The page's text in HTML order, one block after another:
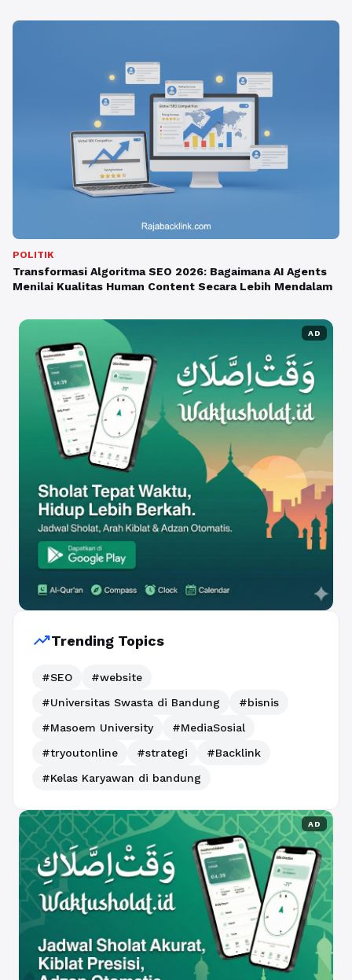
POLITIK
Transformasi Algoritma SEO 2026: Bagaimana AI Agents
Menilai Kualitas Human Content Secara Lebih Mendalam
AD
trending_upTrending Topics
#SEO
#website
#Universitas Swasta di Bandung
#bisnis
#Masoem University
#MediaSosial
#tryoutonline
#strategi
#Backlink
#Kelas Karyawan di bandung
AD